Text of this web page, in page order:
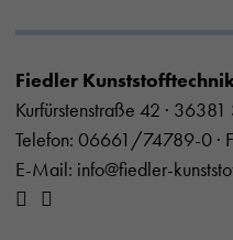
Fiedler
Kurfürstenstraße 42 · 36381
Telefon: 06661/74789-0 ·
E-Mail: info@fiedler-